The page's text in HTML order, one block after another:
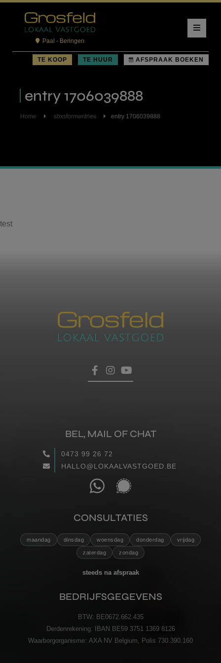
Contacteer ons
Laat hier uw gegevens achter, dan nemen wij zo
VERZENDEN
Paal - Beringen
TE KOOP TE HUUR AFSPRAAK BOEKEN
HOME
VERKOPEN
WAARGEMAAKT
RECENSIES
entry 1706039888
Home sbxsformentries entry 1706039888
test
BEL, MAIL OF CHAT
0473 99 26 72
HALLO@LOKAALVASTGOED.BE
CONSULTATIES
maandag dinsdag woensdag donderdag vrijdag
zaterdag zondag
steeds na afspraak
BEDRIJFSGEGEVENS
BTW: BE0672.662.435
Derdenrekening:
IBAN BE59 3751 1369 8126
Waarborgorganisme: AXA NV Belgium, Polis 730.390.160